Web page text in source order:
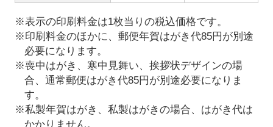
※表示の印刷料金は1枚当りの税込価格です。
※印刷料金のほかに、郵便年賀はがき代85円が別途
必要になります。
※喪中はがき、寒中見舞い、挨拶状デザインの場
合、通常郵便はがき代85円が別途必要になりま
す。
※私製年賀はがき、私製はがきの場合、はがき代は
かかりません。